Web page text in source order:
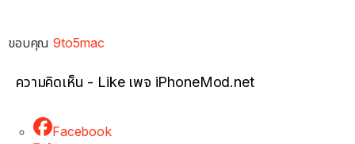
ขอบคุณ9to5mac
ความคิดเห็น - Like เพจ iPhoneMod.net
Facebook